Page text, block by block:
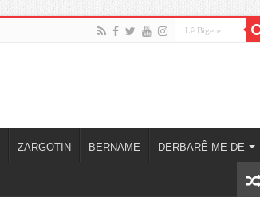
ZARGOTIN BERNAME DERBARÊ ME DE